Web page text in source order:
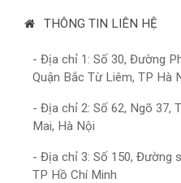
THÔNG TIN LIÊN HỆ
- Địa chỉ 1: Số 30, Đường
Quận Bắc Từ Liêm, TP Hà
- Địa chỉ 2: Số 62, Ngõ 37,
Mai, Hà Nội
- Địa chỉ 3: Số 150, Đường
TP Hồ Chí Minh